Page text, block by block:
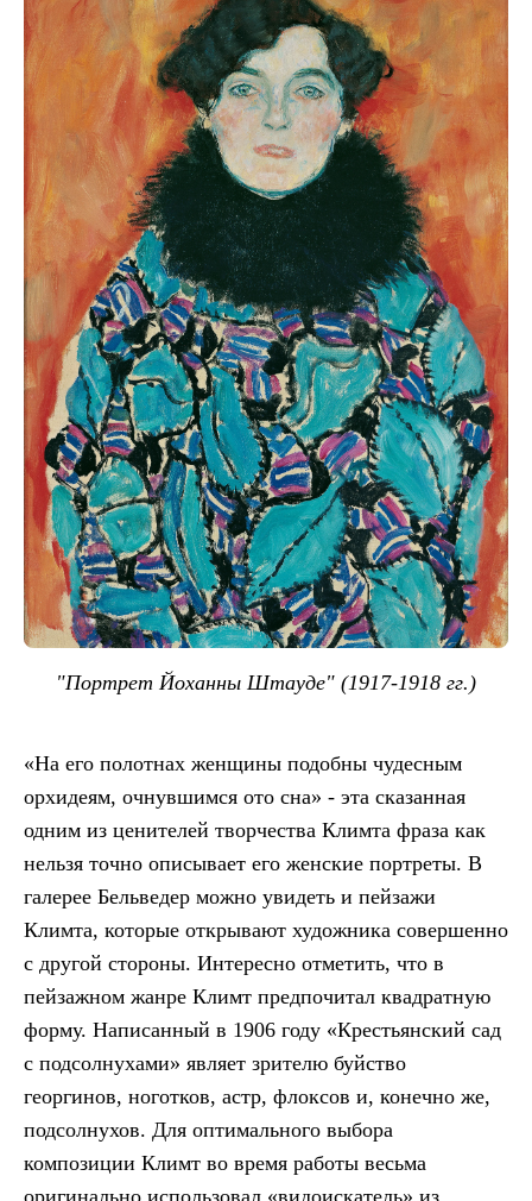
"Портрет Йоханны Штауде" (1917-1918 гг.)
«На его полотнах женщины подобны чудесным
орхидеям, очнувшимся ото сна» - эта сказанная
одним из ценителей творчества Климта фраза как
нельзя точно описывает его женские портреты. В
галерее Бельведер можно увидеть и пейзажи
Климта, которые открывают художника совершенно
с другой стороны. Интересно отметить, что в
пейзажном жанре Климт предпочитал квадратную
форму. Написанный в 1906 году «Крестьянский сад
с подсолнухами» являет зрителю буйство
георгинов, ноготков, астр, флоксов и, конечно же,
подсолнухов. Для оптимального выбора
композиции Климт во время работы весьма
оригинально использовал «видоискатель» из